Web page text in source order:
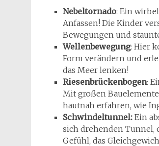
Nebeltornado: Ein
Anfassen! Die Kinder
Bewegungen und
Wellenbewegung: Hier
Form verändern und
das Meer lenken!
Riesenbrückenbogen:
Mit großen
hautnah erfahren, wie
Schwindeltunnel: Ein
sich drehenden Tunnel,
Gefühl, das